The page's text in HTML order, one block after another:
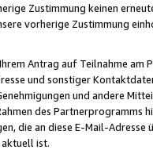
Zustimmung keinen
vorherige Zustimmung
Antrag auf Teilnahme
und sonstiger
und andere
des Partnerprogramms
die an diese E-Mail-
ist.